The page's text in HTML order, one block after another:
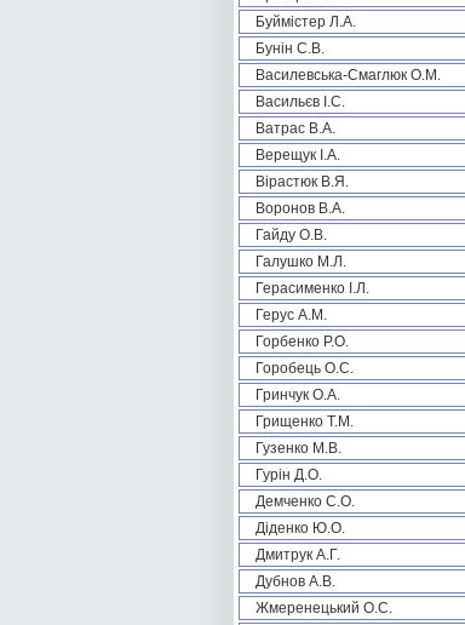
Буймістер Л.А.
Бунін С.В.
Василевська-Смаглюк О.М.
Васильєв І.С.
Ватрас В.А.
Верещук І.А.
Вірастюк В.Я.
Воронов В.А.
Гайду О.В.
Галушко М.Л.
Герасименко І.Л.
Герус А.М.
Горбенко Р.О.
Горобець О.С.
Гринчук О.А.
Грищенко Т.М.
Гузенко М.В.
Гурін Д.О.
Демченко С.О.
Діденко Ю.О.
Дмитрук А.Г.
Дубнов А.В.
Жмеренецький О.С.